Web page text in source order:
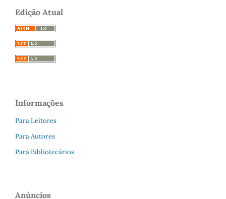
Edição Atual
Informações
Para Leitores
Para Autores
Para Bibliotecários
Anúncios